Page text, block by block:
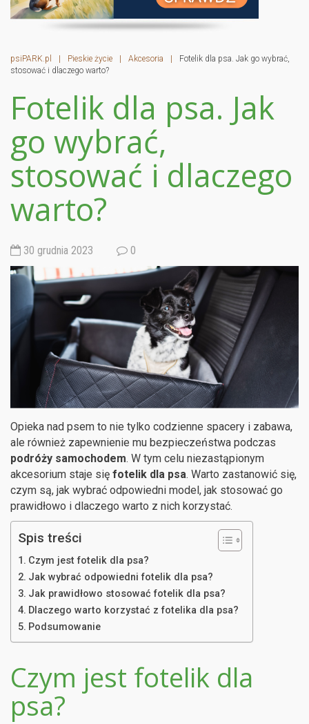
psiPARK.pl | Pieskie życie | Akcesoria |
Fotelik dla psa. Jak go wybrać,
stosować i dlaczego warto?
Fotelik dla psa. Jak
go wybrać,
stosować i dlaczego
warto?
30 grudnia 2023 0
Opieka nad psem to nie tylko codzienne spacery i zabawa,
ale również zapewnienie mu bezpieczeństwa podczas
podróży samochodem. W tym celu niezastąpionym
akcesorium staje się fotelik dla psa. Warto zastanowić się,
czym są, jak wybrać odpowiedni model, jak stosować go
prawidłowo i dlaczego warto z nich korzystać.
Spis treści
Czym jest fotelik dla psa?
Jak wybrać odpowiedni fotelik dla psa?
Jak prawidłowo stosować fotelik dla psa?
Dlaczego warto korzystać z fotelika dla psa?
Podsumowanie
Czym jest fotelik dla
psa?